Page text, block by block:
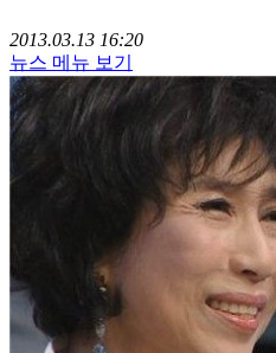
2013.03.13 16:20
뉴스 메뉴 보기